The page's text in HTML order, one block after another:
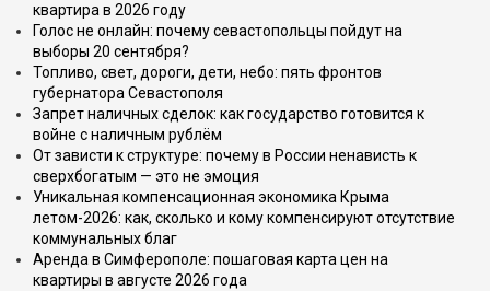
квартира в 2026 году
Голос не онлайн: почему севастопольцы пойдут на
выборы 20 сентября?
Топливо, свет, дороги, дети, небо: пять фронтов
губернатора Севастополя
Запрет наличных сделок: как государство готовится к
войне с наличным рублём
От зависти к структуре: почему в России ненависть к
сверхбогатым — это не эмоция
Уникальная компенсационная экономика Крыма
летом-2026: как, сколько и кому компенсируют отсутствие
коммунальных благ
Аренда в Симферополе: пошаговая карта цен на
квартиры в августе 2026 года